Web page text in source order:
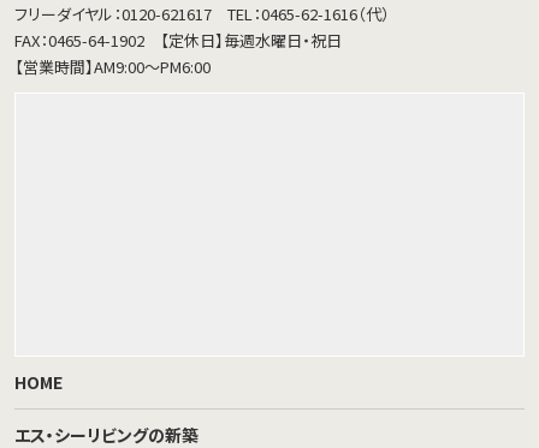
フリーダイヤル：0120-621617
TEL：0465-62-1616（代）
FAX：0465-64-1902
【定休日】毎週水曜日・祝日
【営業時間】AM9:00～PM6:00
HOME
エス・シーリビングの新築